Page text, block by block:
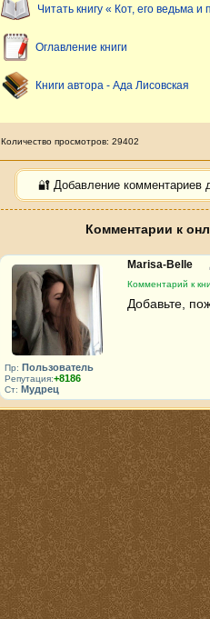
Читать книгу « Кот, его ведьма
Оглавление книги
Книги автора - Ада Лисовская
Количество просмотров: 29402
🔐 Добавление комментариев
Комментарии к
Пр: Пользователь
Репутация:+8186
Ст: Мудрец
Marisa-Belle
Комментарий к
Добавьте,